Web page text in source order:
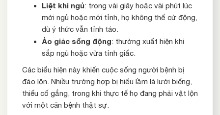
Liệt khi ngủ: trong vài giây hoặc vài phút lúc
mới ngủ hoặc mới tỉnh, họ không thể cử động,
dù ý thức vẫn tỉnh táo.
Ảo giác sống động: thường xuất hiện khi
sắp ngủ hoặc vừa tỉnh giấc.
Các biểu hiện này khiến cuộc sống người bệnh bị
đảo lộn. Nhiều trường hợp bị hiểu lầm là lười biếng,
thiếu cố gắng, trong khi thực tế họ đang phải vật lộn
với một căn bệnh thật sự.